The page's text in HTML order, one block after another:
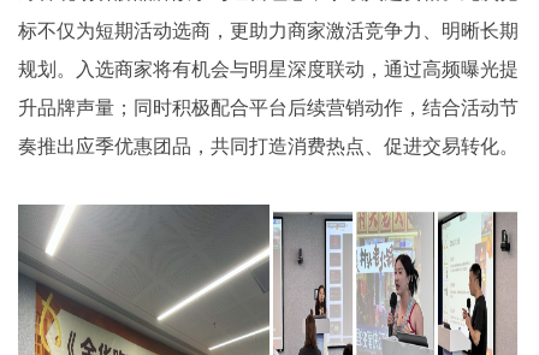
标不仅为短期活动选商，更助力商家激活竞争力、明晰长期
规划。入选商家将有机会与明星深度联动，通过高频曝光提
升品牌声量；同时积极配合平台后续营销动作，结合活动节
奏推出应季优惠团品，共同打造消费热点、促进交易转化。